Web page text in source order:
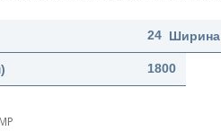
2400Ширина
1800